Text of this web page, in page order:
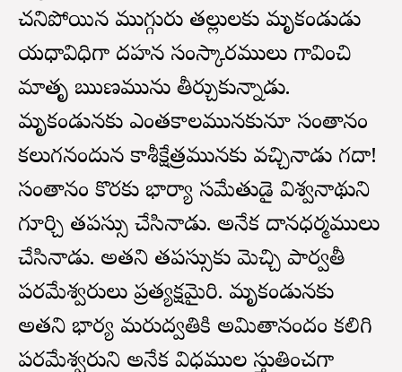
చనిపోయిన ముగ్గురు తల్లులకు మృకండుడు
యధావిధిగా దహన సంస్కారములు గావించి
మాతృ ఋణమును తీర్చుకున్నాడు.
మృకండునకు ఎంతకాలమునకునూ సంతానం
కలుగనందున కాశీక్షేత్రమునకు వచ్చినాడు గదా!
సంతానం కొరకు భార్యా సమేతుడై విశ్వనాథుని
గూర్చి తపస్సు చేసినాడు. అనేక దానధర్మములు
చేసినాడు. అతని తపస్సుకు మెచ్చి పార్వతీ
పరమేశ్వరులు ప్రత్యక్షమైరి. మృకండునకు
అతని భార్య మరుద్వతికి అమితానందం కలిగి
పరమేశ్వరుని అనేక విధముల స్తుతించగా